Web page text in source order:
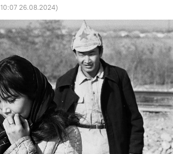
10:07 26.08.2024)